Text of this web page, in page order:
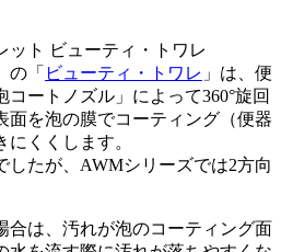
の「 ビューティ・トワレ 」は、便
コートノズル 」によって360°旋回
面を泡の膜でコーティング（便器
くくします。
たが、AWMシリーズでは2方向
は、 汚れが泡のコーティング面